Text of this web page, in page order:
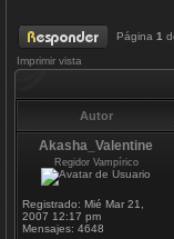
Página 1
Imprimir vista
Autor
Akasha_Valentine
Regidor Vampírico
Registrado: Mié Mar 21,
2007 12:17 pm
Mensajes: 4648